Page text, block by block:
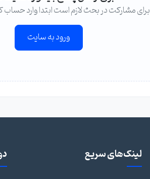
برای مشارکت در بحث لازم است ابتدا وارد حساب
ورود به سایت
لینک‌های سریع